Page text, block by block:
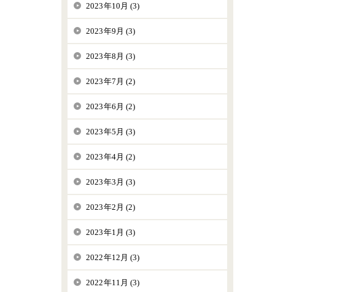
2023年10月 (3)
2023年9月 (3)
2023年8月 (3)
2023年7月 (2)
2023年6月 (2)
2023年5月 (3)
2023年4月 (2)
2023年3月 (3)
2023年2月 (2)
2023年1月 (3)
2022年12月 (3)
2022年11月 (3)